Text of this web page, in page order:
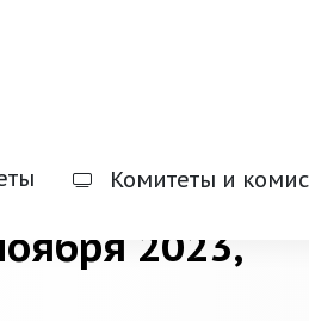
Комитеты и
2023,